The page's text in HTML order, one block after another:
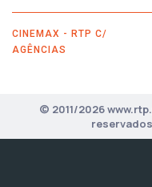
CINEMAX - RTP C/
AGÊNCIAS
© 2011/2026
reservados